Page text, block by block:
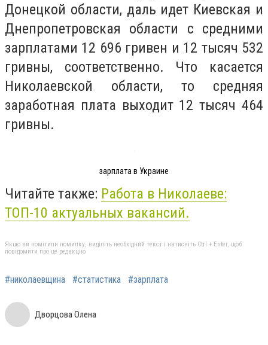
Донецкой области, даль идет Киевская и
Днепропетровская области с средними
зарплатами 12 696 гривен и 12 тысяч 532
гривны, соответственно. Что касается
Николаевской области, то средняя
заработная плата выходит 12 тысяч 464
гривны.
зарплата в Украине
Читайте также: Работа в Николаеве:
ТОП-10 актуальных вакансий.
Якщо ви помітили помилку, виділіть необхідний текст і натисніть Ctrl + Enter, щоб
повідомити про це редакцію
#николаевщина #статистика #зарплата
Дворцова Олена